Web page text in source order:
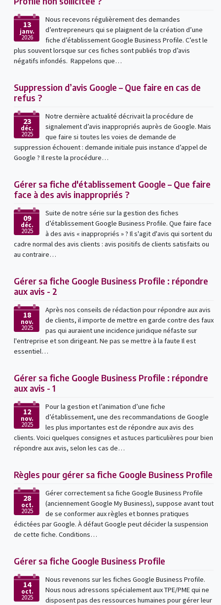
13
janv.
2026
Nous recevons régulièrement des demandes
d’entrepreneurs qui se plaignent de la création d’une
fiche d’établissement Google Business Profile. C’est le
plus souvent lorsque sur ces fiches sont publiés trop d’avis
négatifs infondés. Rappelons que…
Suppression d’avis Google – Que faire en cas de
refus ?
23
déc.
2025
Notre dernière actualité décrivait la procédure de
signalement d’avis inappropriés auprès de Google. Mais
que faire si toutes les voies de demande de
suppression échouent : demande initiale puis instance d’appel de
Google ? Il reste la procédure…
Gérer sa fiche d'établissement Google – Que faire
face à des avis inappropriés ?
09
déc.
2025
Suite de notre série sur la gestion des fiches
d’établissement Google Business Profile. Que faire face
à des avis « inappropriés » ? Il s'agit d'avis qui sortent du
cadre normal des avis clients : avis positifs de clients satisfaits ou
au contraire…
Gérer sa fiche Google Business Profile : répondre
aux avis - 2
18
nov.
2025
Après nos conseils de rédaction pour répondre aux avis
de clients, il importe de mettre en garde contre des faux
pas qui auraient une incidence juridique néfaste sur
l'entreprise et son dirigeant. Ne pas se mettre à la faute Il est
essentiel…
Gérer sa fiche Google Business Profile : répondre
aux avis - 1
12
nov.
2025
Pour la gestion et l’animation d’une fiche
d’établissement, une des recommandations de Google
les plus importantes est de répondre aux avis des
clients. Voici quelques consignes et astuces particulières pour bien
répondre aux avis, selon les cas de…
Règles pour gérer sa fiche Google Business Profile
28
oct.
2025
Gérer correctement sa fiche Google Business Profile
(anciennement Google My Business), suppose avant tout
de se conformer aux règles et bonnes pratiques
édictées par Google. À défaut Google peut décider la suspension
de cette fiche. Conditions…
Gérer sa fiche Google Business Profile
14
oct.
2025
Nous revenons sur les fiches Google Business Profile.
Nous nous adressons spécialement aux TPE/PME qui ne
disposent pas des ressources humaines pour gérer leur